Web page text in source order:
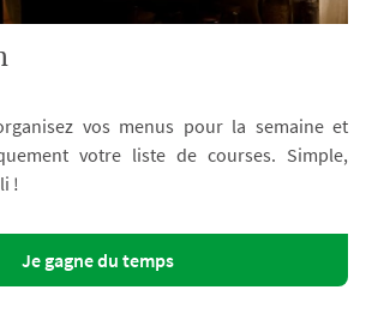
vos menus pour la semaine et
votre liste de courses. Simple,
!
Je gagne du temps